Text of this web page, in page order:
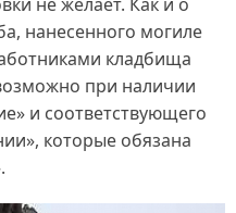
нанесенного могиле
кладбища
при наличии
и соответствующего
которые обязана